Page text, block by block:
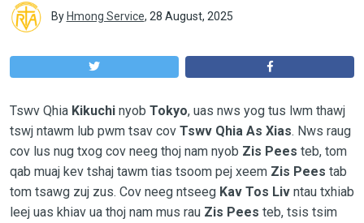
By Hmong Service, 28 August, 2025
Tswv Qhia Kikuchi nyob Tokyo, uas nws yog tus lwm thawj
tswj ntawm lub pwm tsav cov Tswv Qhia As Xias. Nws raug
cov lus nug txog cov neeg thoj nam nyob Zis Pees teb, tom
qab muaj kev tshaj tawm tias tsoom pej xeem Zis Pees tab
tom tsawg zuj zus. Cov neeg ntseeg Kav Tos Livntau txhiab
leej uas khiav ua thoj nam mus rau Zis Pees teb, tsis tsim